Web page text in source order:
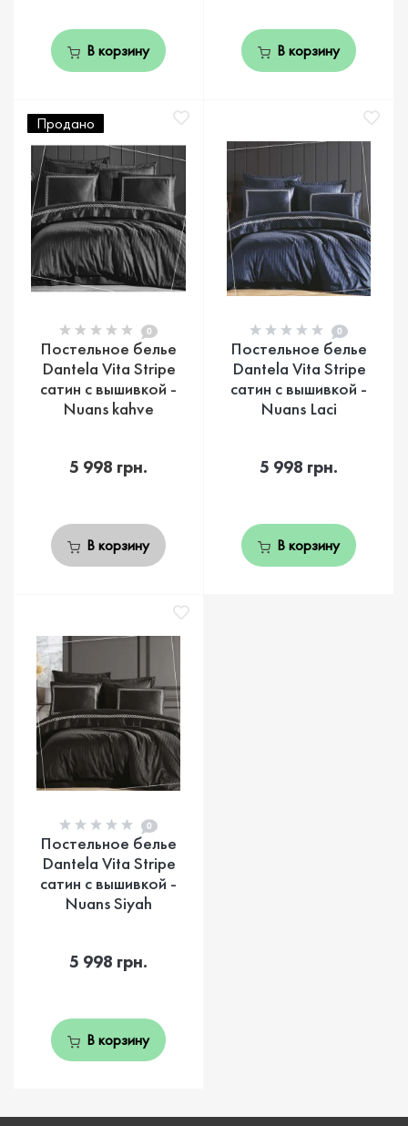
В корзину В корзину
Продано
0
Постельное белье
Dantela Vita Stripe
сатин с вышивкой -
Nuans kahve
5 998 грн.
В корзину
0
Постельное белье
Dantela Vita Stripe
сатин с вышивкой -
Nuans Laci
5 998 грн.
В корзину
0
Постельное белье
Dantela Vita Stripe
сатин с вышивкой -
Nuans Siyah
5 998 грн.
В корзину